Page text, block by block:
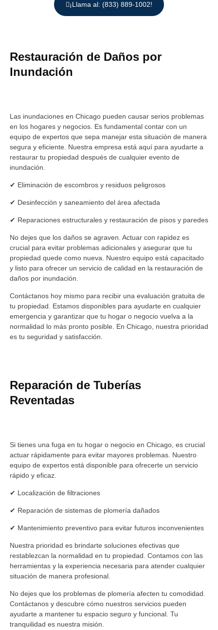
¡Llama al: (833) 889-1002!
Restauración de Daños por
Inundación
Las inundaciones en Chicago pueden causar serios problemas
en los hogares y negocios. Es fundamental contar con un
equipo de expertos que sepa manejar esta situación de manera
segura y eficiente. Nuestra empresa está aquí para ayudarte a
restaurar tu propiedad después de cualquier evento de
inundación.
✔ Eliminación de escombros y residuos peligrosos
✔ Desinfección y saneamiento del área afectada
✔ Reparaciones estructurales y restauración de pisos y paredes
No dejes que los daños se agraven. Actuar con rapidez es
crucial para evitar problemas adicionales y asegurar que tu
propiedad quede como nueva. Nuestro equipo está capacitado
y listo para ofrecer un servicio de calidad en la restauración de
daños por inundación.
Contáctanos hoy mismo para recibir una evaluación gratuita de
tu propiedad. Estamos disponibles para ayudarte en cualquier
emergencia y garantizar que tu hogar o negocio vuelva a la
normalidad lo más pronto posible. En Chicago, nuestra prioridad
es tu seguridad y satisfacción.
Reparación de Tuberías
Reventadas
Si tienes una fuga en tu hogar o negocio en Chicago, es crucial
actuar rápidamente para evitar mayores problemas. Nuestro
equipo de expertos está disponible para ofrecerte un servicio
rápido y eficaz.
✔ Localización de filtraciones
✔ Reparación de sistemas de plomería dañados
✔ Mantenimiento preventivo para evitar futuros inconvenientes
Nuestra prioridad es brindarte soluciones efectivas que
restablezcan la normalidad en tu propiedad. Contamos con las
herramientas y la experiencia necesaria para atender cualquier
situación de manera profesional.
No dejes que los problemas de plomería afecten tu comodidad.
Contáctanos y descubre cómo nuestros servicios pueden
ayudarte a mantener tu espacio seguro y funcional. Tu
tranquilidad es nuestra misión.